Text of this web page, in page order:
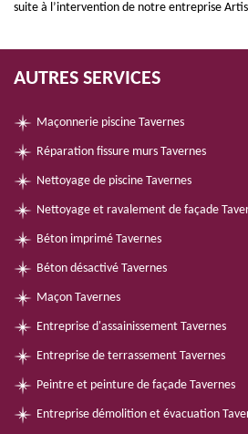
suite à l’intervention de notre entreprise
AUTRES SERVICES
Maçonnerie piscine Tavernes
Réparation fissure murs Tavernes
Nettoyage de piscine Tavernes
Nettoyage et ravalement de façade
Béton imprimé Tavernes
Béton désactivé Tavernes
Maçon Tavernes
Entreprise d'assainissement Tavernes
Entreprise de terrassement Tavernes
Peintre et peinture de façade Tavernes
Entreprise démolition et évacuation